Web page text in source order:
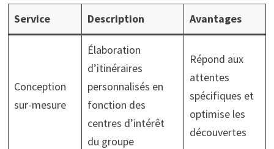
Service Description Avantages
Conception
sur-mesure
Élaboration
d’itinéraires
personnalisés en
fonction des
centres d’intérêt
du groupe
Répond aux
attentes
spécifiques et
optimise les
découvertes